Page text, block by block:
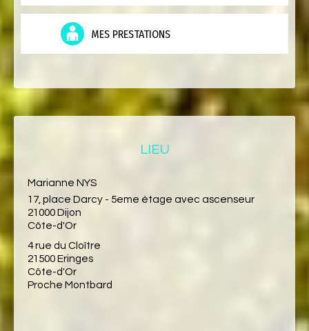
MES PRESTATIONS
LIEU
Marianne NYS
17, place Darcy - 5eme étage avec ascenseur
21000 Dijon
Côte-d'Or
4 rue du Cloître
21500 Eringes
Côte-d'Or
Proche Montbard